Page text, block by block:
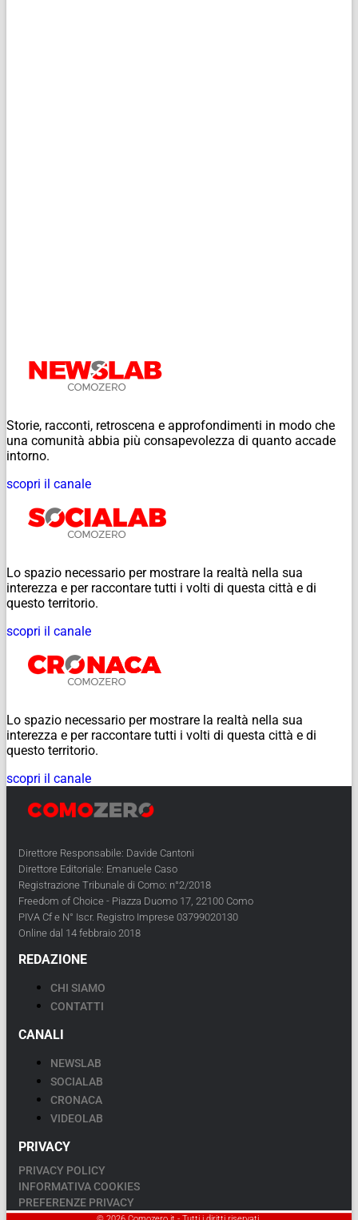
Storie, racconti, retroscena e approfondimenti in modo che
una comunità abbia più consapevolezza di quanto accade
intorno.
scopri il canale
Lo spazio necessario per mostrare la realtà nella sua
interezza e per raccontare tutti i volti di questa città e di
questo territorio.
scopri il canale
Lo spazio necessario per mostrare la realtà nella sua
interezza e per raccontare tutti i volti di questa città e di
questo territorio.
scopri il canale
Direttore Responsabile: Davide Cantoni
Direttore Editoriale: Emanuele Caso
Registrazione Tribunale di Como: n°2/2018
Freedom of Choice - Piazza Duomo 17, 22100 Como
PIVA Cf e N° Iscr. Registro Imprese 03799020130
Online dal 14 febbraio 2018
REDAZIONE
CHI SIAMO
CONTATTI
CANALI
NEWSLAB
SOCIALAB
CRONACA
VIDEOLAB
PRIVACY
PRIVACY POLICY
INFORMATIVA COOKIES
PREFERENZE PRIVACY